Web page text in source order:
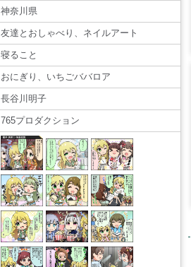
神奈川県
友達とおしゃべり、ネイルアート
寝ること
おにぎり、いちごババロア
長谷川明子
765プロダクション